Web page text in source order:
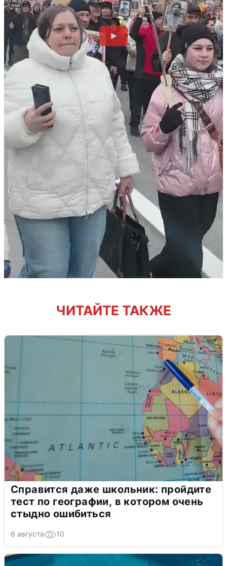
ЧИТАЙТЕ ТАКЖЕ
Справится даже школьник: пройдите
тест по географии, в котором очень
стыдно ошибиться
6 августа 10